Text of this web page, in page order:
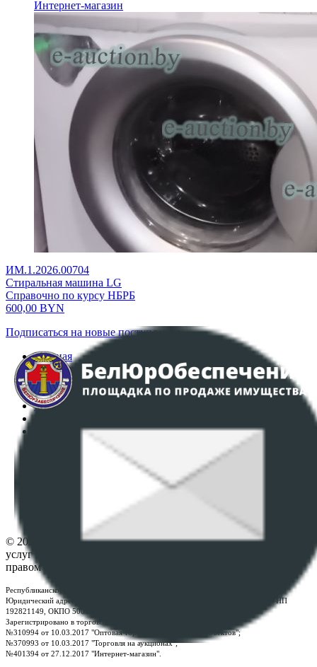
Интернет-магазин
ИМ.1.2026.00704
Стиральная машина LG
Справочно по курсу НБРБ
600,00 BYN
Подписаться на новые поступления
Главная
Аукционы
Интернет-магазин
Регламент организации и проведения торгов
Политика в отношении обработки персональных
ПОЛОЖЕНИЕ О ПОЛИТИКЕ ОБРАБОТКИ COOKIE-
Настройки cookie-файлов
© 2026 Республиканское унитарное предприятие по оказанию
услуг "БелЮрОбеспечение" - Все права защищены авторским
правом
Республиканское унитарное предприятие по оказанию услуг "БелЮрОбеспечение"
Юридический адрес: г. Минск, пр-т. Дзержинского, 1Б, e-mail:
, УНП
192821149, ОКПО 500111895000
Зарегистрировано в торговом реестре Республики Беларусь:
№310994 от 10.03.2017 "Оптовая торговля без торговых объектов";
№370993 от 10.03.2017 "Торговля на аукционах";
№401394 от 27.12.2017 "Интернет-магазин".